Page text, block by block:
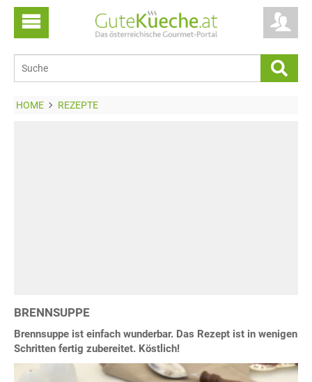
HOME REZEPTE
BRENNSUPPE
Brennsuppe ist einfach wunderbar. Das Rezept ist in wenigen
Schritten fertig zubereitet. Köstlich!